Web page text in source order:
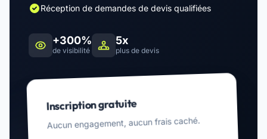
Réception de demandes de devis qualifiées
+300%
de visibilité
5x
plus de devis
Inscription gratuite
Aucun engagement, aucun frais caché.